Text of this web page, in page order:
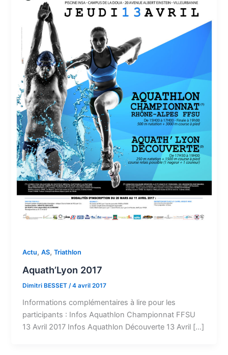
Actu,AS,Triathlon
Aquath’Lyon 2017
Dimitri BESSET/4 avril 2017
Informations complémentaires à lire pour les
participants : Infos Aquathlon Championnat FFSU
13 Avril 2017 Infos Aquathlon Découverte 13 Avril […]